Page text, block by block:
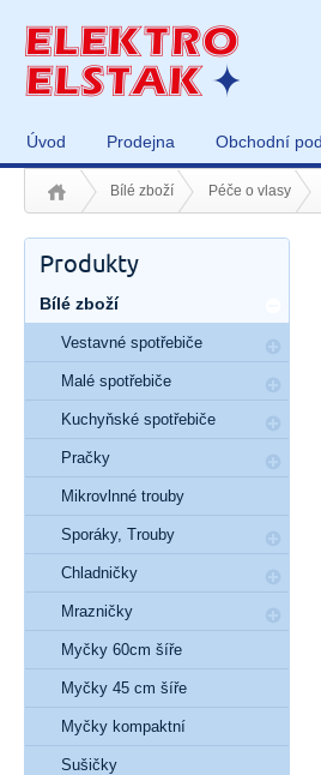
Úvod Prodejna Obchodní
Bílé zboží Péče o vlasy
Produkty
Bílé zboží
Vestavné spotřebiče
Malé spotřebiče
Kuchyňské spotřebiče
Pračky
Mikrovlnné trouby
Sporáky, Trouby
Chladničky
Mrazničky
Myčky 60cm šíře
Myčky 45 cm šíře
Myčky kompaktní
Sušičky